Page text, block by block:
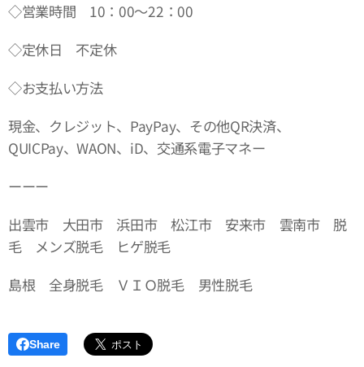
◇営業時間 10：00～22：00
◇定休日 不定休
◇お支払い方法
現金、クレジット、PayPay、その他QR決済、
QUICPay、WAON、iD、交通系電子マネー
ーーー
出雲市 大田市 浜田市 松江市 安来市 雲南市 脱
毛 メンズ脱毛 ヒゲ脱毛
島根 全身脱毛 ＶＩＯ脱毛 男性脱毛
Share